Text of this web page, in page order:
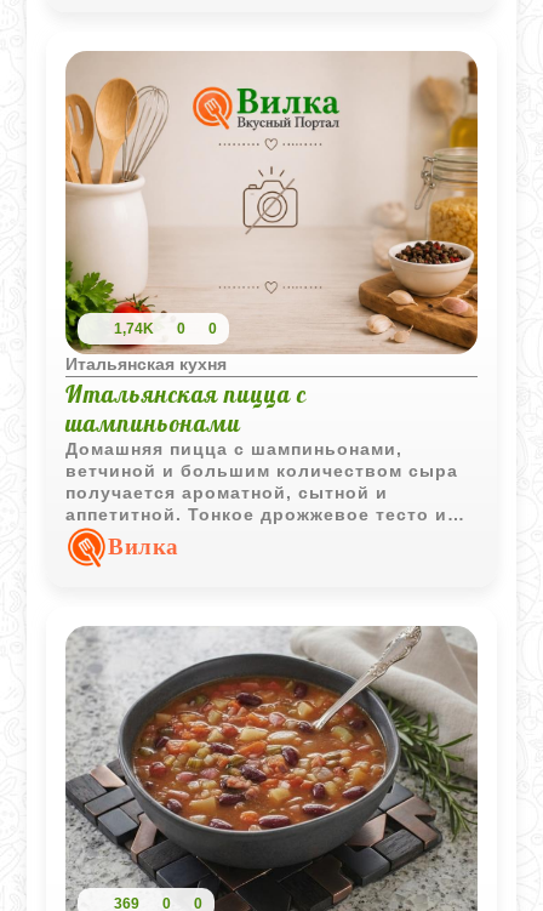
1,74K 0 0
Итальянская кухня
Итальянская пицца с
шампиньонами
Домашняя пицца с шампиньонами,
ветчиной и большим количеством сыра
получается ароматной, сытной и
аппетитной. Тонкое дрожжевое тесто и
классическая начинка делают этот
рецепт отличным вариантом для
Вилка
369 0 0